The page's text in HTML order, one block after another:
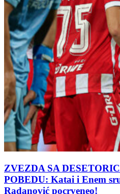
ZVEZDA SA
POBEDU: Katai i Enem
Radanović pocrveneo!